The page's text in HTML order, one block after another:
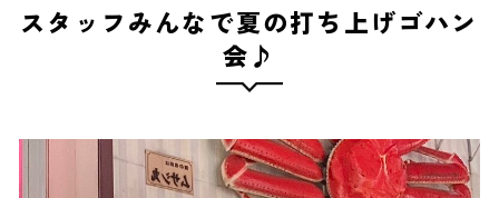
スタッフみんなで夏の打ち上げゴハン
会♪